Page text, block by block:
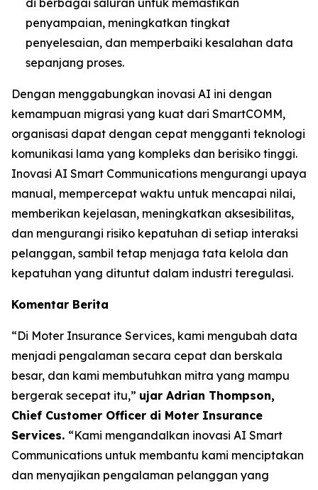
penyampaian, meningkatkan tingkat
penyelesaian, dan memperbaiki kesalahan data
sepanjang proses.
Dengan menggabungkan inovasi AI ini dengan
kemampuan migrasi yang kuat dari SmartCOMM,
organisasi dapat dengan cepat mengganti teknologi
komunikasi lama yang kompleks dan berisiko tinggi.
Inovasi AI Smart Communications mengurangi upaya
manual, mempercepat waktu untuk mencapai nilai,
memberikan kejelasan, meningkatkan aksesibilitas,
dan mengurangi risiko kepatuhan di setiap interaksi
pelanggan, sambil tetap menjaga tata kelola dan
kepatuhan yang dituntut dalam industri teregulasi.
Komentar Berita
“Di Moter Insurance Services, kami mengubah data
menjadi pengalaman secara cepat dan berskala
besar, dan kami membutuhkan mitra yang mampu
bergerak secepat itu,” ujar Adrian Thompson,
Chief Customer Officer di Moter Insurance
Services. “Kami mengandalkan inovasi AI Smart
Communications untuk membantu kami menciptakan
dan menyajikan pengalaman pelanggan yang